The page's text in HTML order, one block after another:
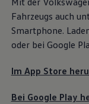
Magazin
Pannen-
Fahrzeugs auch
Smartphone.
oder bei Google
Im App Store
Bei Google Play